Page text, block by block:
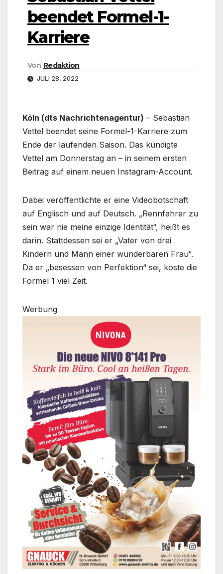
beendet Formel-1-
Karriere
Von Redaktion
JULI 28, 2022
Köln (dts Nachrichtenagentur) – Sebastian
Vettel beendet seine Formel-1-Karriere zum
Ende der laufenden Saison. Das kündigte
Vettel am Donnerstag an – in seinem ersten
Beitrag auf einem neuen Instagram-Account.
Dabei veröffentlichte er eine Videobotschaft
auf Englisch und auf Deutsch. „Rennfahrer zu
sein war nie meine einzige Identität“, heißt es
darin. Stattdessen sei er „Vater von drei
Kindern und Mann einer wunderbaren Frau“.
Da er „besessen von Perfektion“ sei, koste die
Formel 1 viel Zeit.
Werbung